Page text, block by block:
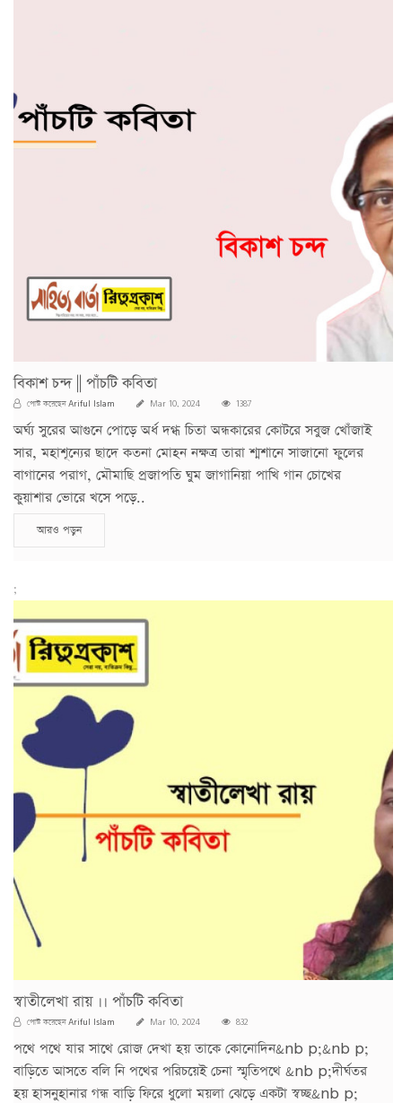
বিকাশ চন্দ || পাঁচটি কবিতা
পোস্ট করেছেনAriful Islam Mar 10, 2024 1387
অর্ঘ্য সুরের আগুনে পোড়ে অর্ধ দগ্ধ চিতা অন্ধকারের কোটরে সবুজ খোঁজাই
সার, মহাশূন্যের ছাদে কতনা মোহন নক্ষত্র তারা শ্মশানে সাজানো ফুলের
বাগানের পরাগ, মৌমাছি প্রজাপতি ঘুম জাগানিয়া পাখি গান চোখের
কুয়াশার ভোরে খসে পড়ে..
আরও পড়ুন
;
স্বাতীলেখা রায় ।। পাঁচটি কবিতা
পোস্ট করেছেনAriful Islam Mar 10, 2024 832
পথে পথে যার সাথে রোজ দেখা হয় তাকে কোনোদিন&nb p;&nb p;
বাড়িতে আসতে বলি নি পথের পরিচয়েই চেনা স্মৃতিপথে &nb p;দীর্ঘতর
হয় হাসনুহানার গন্ধ বাড়ি ফিরে ধুলো ময়লা ঝেড়ে একটা স্বচ্ছ&nb p;